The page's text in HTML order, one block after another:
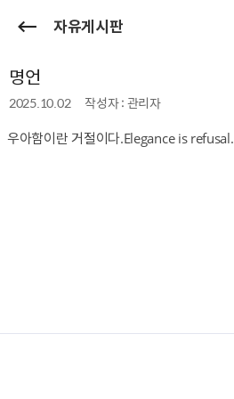
자유게시판
명언
2025.10.02 작성자 : 관리자
우아함이란 거절이다.Elegance is refusal.